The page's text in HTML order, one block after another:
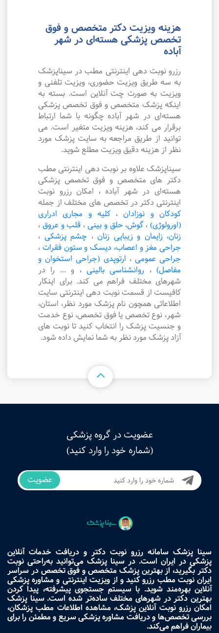
هزینه ویزیت دکتر متخصص و فوق
تخصص پزشکی هسته‌ای در شهر
آباده
رزرو نوبت دهی اینترنتی مطب در سیناپزشک
به سه طریق ویزیت حضوری، ویزیت تلفنی و
ویزیت به صورت چت آنلاین است. بسته به
اینکه پزشک متخصص و فوق تخصص پزشکی
هسته‌ای در شهر آباده چگونه با شما ارتباط
برقرار می کند، هزینه ویزیت متغیر است. می
توانید از طریق مراجعه به سایت پزشک مورد
نظر از هزینه دقیق ویزیت مطلع شوید.
سیناپزشک علاوه بر نوبت دهی اینترنتی مطب
دکتر های متخصص و فوق تخصص پزشکی
هسته‌ای در شهر آباده ، امکان رزرو نوبت
اینترنتی دکتر در تخصص های مختلف از جمله
کودکان و نوزادان ،کلیه و مجاری ادراری
(اورولوژی) ، گوش، حلق و بینی ، قلب و عروق ،
زنان، زایمان و زیبایی زنان ، چشم پزشکی ،
جراحی مغز و اعصاب، دیسک و ستون فقرات ،
جراحی عمومی ، ارتوپدی (جراحی استخوان و
مفاصل) ، روانشناسی بالینی ، و ... را در
شهرهای مختلف فراهم می کند. برای اینکار
کافیست از قسمت نوبت دهی اینترنتی سایت
اطلاعاتی همچون نام پزشک مورد نظر، استان،
شهر، نوع تخصص یا فوق تخصص، نوع خدمت
و جنسیت پزشک را انتخاب کنید تا نوبت های
آزاد پزشک مورد نظر به شما نمایش داده شود.
عضویت در گروه پزشکی
(شماره خود را وارد کنید)
عضویت
سینا پزشک سامانه رزرو نوبت دکتر و دریافت خدمات آنلاین
پزشکی در ایران است. در سینا پزشک می‌توانید به‌راحتی نوبت
دکتر بگیرید، از بهترین پزشک متخصص و فوق تخصص در سراسر
ایران نوبت مطب رزرو کنید و از ویزیت اینترنتی و مشاوره پزشکی
آنلاین بهره‌مند شوید. با سیستم جستجوی پیشرفته، پیدا کردن
بهترین دکتر در شهرهای مختلف ساده‌تر شده است. سینا پزشک
امکان رزرو نوبت آنلاین پزشک، مشاهده اطلاعات مطب پزشکان،
بررسی تخصص‌ها و دریافت مشاوره پزشکی سریع و مطمئن را برای
بیماران فراهم می‌کند.